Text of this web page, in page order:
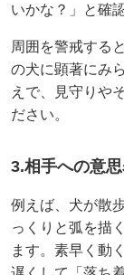
いかな？」と確
周囲を警戒する
の犬に顕著にみ
えで、見守りや
ださい。
3.相手への意
例えば、犬が散
っくりと弧を描
ます。素早く動